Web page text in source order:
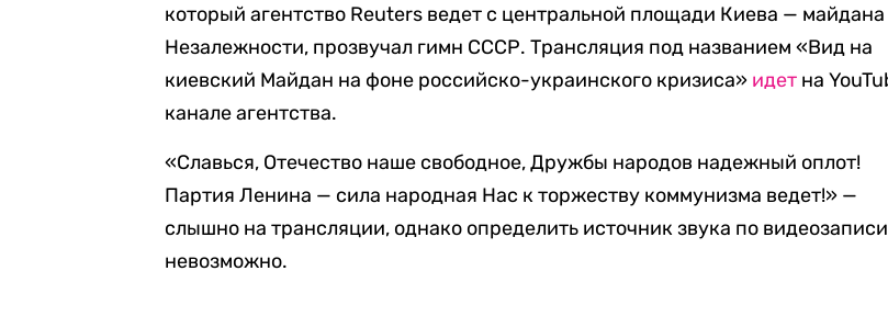
который агентство Reuters ведет с центральной площади Киева — майдана
Незалежности, прозвучал гимн СССР. Трансляция под названием «Вид на
киевский Майдан на фоне российско-украинского кризиса» идет на
канале агентства.
«Славься, Отечество наше свободное, Дружбы народов надежный оплот!
Партия Ленина — сила народная Нас к торжеству коммунизма ведет!» —
слышно на трансляции, однако определить источник звука по видеозаписи
невозможно.